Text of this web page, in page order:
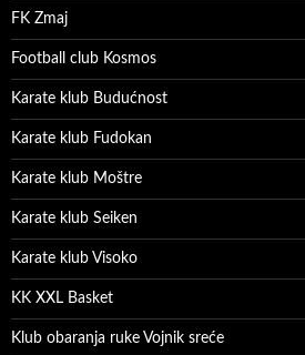
FK Zmaj
Football club Kosmos
Karate klub Budućnost
Karate klub Fudokan
Karate klub Moštre
Karate klub Seiken
Karate klub Visoko
KK XXL Basket
Klub obaranja ruke Vojnik sreće